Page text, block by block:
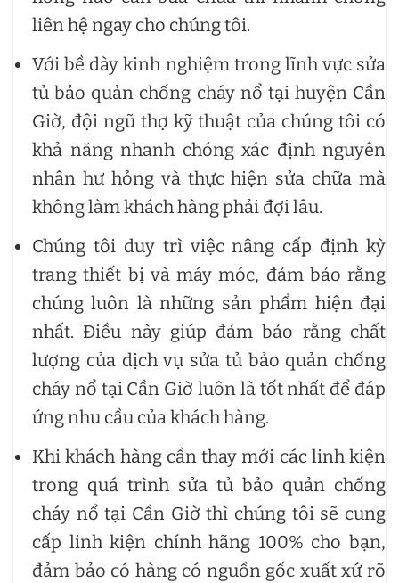
liên hệ ngay cho chúng tôi.
Với bề dày kinh nghiệm trong lĩnh vực sửa
tủ bảo quản chống cháy nổ tại huyện Cần
Giờ, đội ngũ thợ kỹ thuật của chúng tôi có
khả năng nhanh chóng xác định nguyên
nhân hư hỏng và thực hiện sửa chữa mà
không làm khách hàng phải đợi lâu.
Chúng tôi duy trì việc nâng cấp định kỳ
trang thiết bị và máy móc, đảm bảo rằng
chúng luôn là những sản phẩm hiện đại
nhất. Điều này giúp đảm bảo rằng chất
lượng của dịch vụ sửa tủ bảo quản chống
cháy nổ tại Cần Giờ luôn là tốt nhất để đáp
ứng nhu cầu của khách hàng.
Khi khách hàng cần thay mới các linh kiện
trong quá trình sửa tủ bảo quản chống
cháy nổ tại Cần Giờ thì chúng tôi sẽ cung
cấp linh kiện chính hãng 100% cho bạn,
đảm bảo có hàng có nguồn gốc xuất xứ rõ